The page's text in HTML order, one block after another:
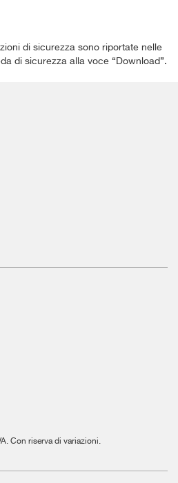
di sicurezza sono riportate nelle
di sicurezza alla voce “Download”.
Con riserva di variazioni.